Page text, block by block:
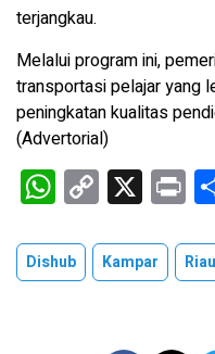
terjangkau.
Melalui program ini,
transportasi pelajar yang
peningkatan kualitas
(Advertorial)
W
h
at
s
C
o
py
Li
X
in
t
Dishub Kampar Riau